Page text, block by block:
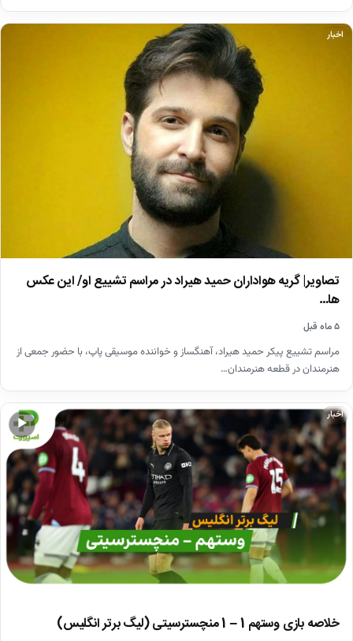
اخبار
تصاویر| گریه هواداران حمید هیراد در مراسم تشییع او/ این عکس
ها…
۵ ماه قبل
مراسم تشییع پیکر حمید هیراد، آهنگساز و خواننده موسیقی پاپ، با حضور جمعی از
هنرمندان در قطعه هنرمندان…
▶
اخبار
خلاصه بازی وستهم 1 – 1 منچسترسیتی (لیگ برتر انگلیس)